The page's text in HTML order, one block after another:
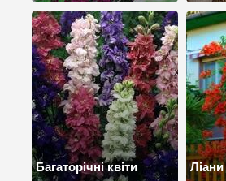
Багаторічні квіти Ліани